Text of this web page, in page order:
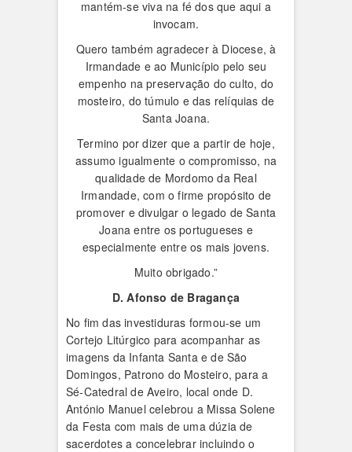
mantém-se viva na fé dos que aqui a
invocam.
Quero também agradecer à Diocese, à
Irmandade e ao Município pelo seu
empenho na preservação do culto, do
mosteiro, do túmulo e das relíquias de
Santa Joana.
Termino por dizer que a partir de hoje,
assumo igualmente o compromisso, na
qualidade de Mordomo da Real
Irmandade, com o firme propósito de
promover e divulgar o legado de Santa
Joana entre os portugueses e
especialmente entre os mais jovens.
Muito obrigado.”
D. Afonso de Bragança
No fim das investiduras formou-se um
Cortejo Litúrgico para acompanhar as
imagens da Infanta Santa e de São
Domingos, Patrono do Mosteiro, para a
Sé-Catedral de Aveiro, local onde D.
António Manuel celebrou a Missa Solene
da Festa com mais de uma dúzia de
sacerdotes a concelebrar incluindo o